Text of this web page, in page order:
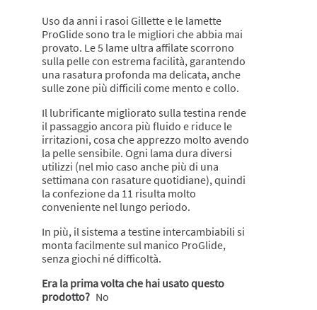
Uso da anni i rasoi Gillette e le lamette
ProGlide sono tra le migliori che abbia mai
provato. Le 5 lame ultra affilate scorrono
sulla pelle con estrema facilità, garantendo
una rasatura profonda ma delicata, anche
sulle zone più difficili come mento e collo.
Il lubrificante migliorato sulla testina rende
il passaggio ancora più fluido e riduce le
irritazioni, cosa che apprezzo molto avendo
la pelle sensibile. Ogni lama dura diversi
utilizzi (nel mio caso anche più di una
settimana con rasature quotidiane), quindi
la confezione da 11 risulta molto
conveniente nel lungo periodo.
In più, il sistema a testine intercambiabili si
monta facilmente sul manico ProGlide,
senza giochi né difficoltà.
Era la prima volta che hai usato questo
prodotto? No